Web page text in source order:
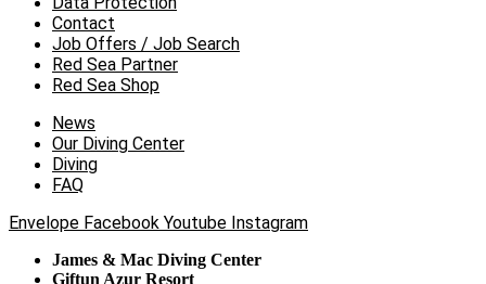
Contact
Job Offers / Job Search
Red Sea Partner
Red Sea Shop
News
Our Diving Center
Diving
FAQ
Envelope Facebook Youtube Instagram
James & Mac Diving Center
Giftun Azur Resort